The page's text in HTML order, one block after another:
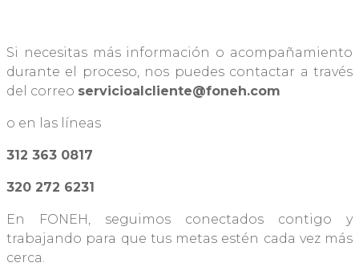
Si necesitas más información o acompañamiento
durante el proceso, nos puedes contactar a través
del correo servicioalcliente@foneh.com
o en las líneas
312 363 0817
320 272 6231
En FONEH, seguimos conectados contigo y
trabajando para que tus metas estén cada vez más
cerca.